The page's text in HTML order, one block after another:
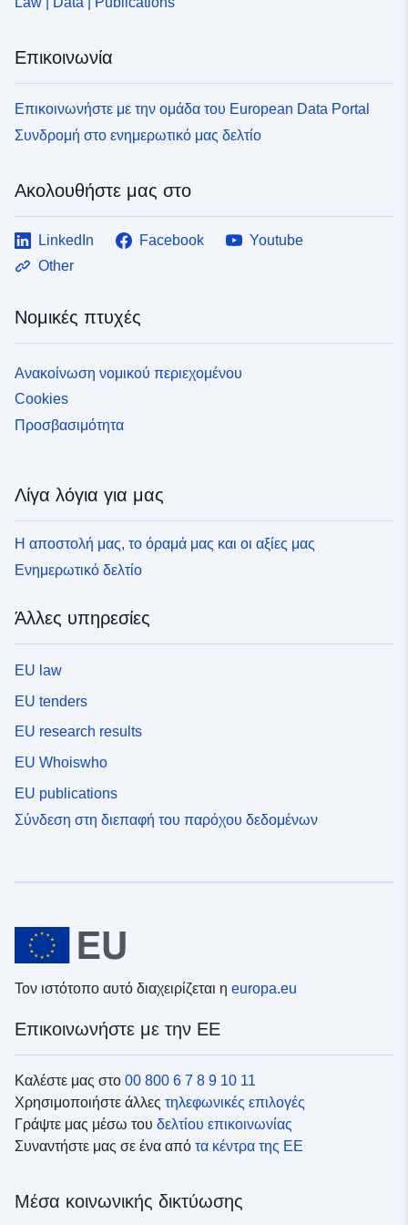
Επικοινωνία
Επικοινωνήστε με την ομάδα του European Data Portal
Συνδρομή στο ενημερωτικό μας δελτίο
Ακολουθήστε μας στο
LinkedIn Facebook
Youtube
Other
Νομικές πτυχές
Ανακοίνωση νομικού περιεχομένου
Cookies
Προσβασιμότητα
Λίγα λόγια για μας
Η αποστολή μας, το όραμά μας και οι αξίες μας
Ενημερωτικό δελτίο
Άλλες υπηρεσίες
EU law
EU tenders
EU research results
EU Whoiswho
EU publications
Σύνδεση στη διεπαφή του παρόχου δεδομένων
Τον ιστότοπο αυτό διαχειρίζεται η europa.eu
Επικοινωνήστε με την ΕΕ
Καλέστε μας στο 00 800 6 7 8 9 10 11
Χρησιμοποιήστε άλλες τηλεφωνικές επιλογές
Γράψτε μας μέσω του δελτίου επικοινωνίας
Συναντήστε μας σε ένα από τα κέντρα της ΕΕ
Μέσα κοινωνικής δικτύωσης